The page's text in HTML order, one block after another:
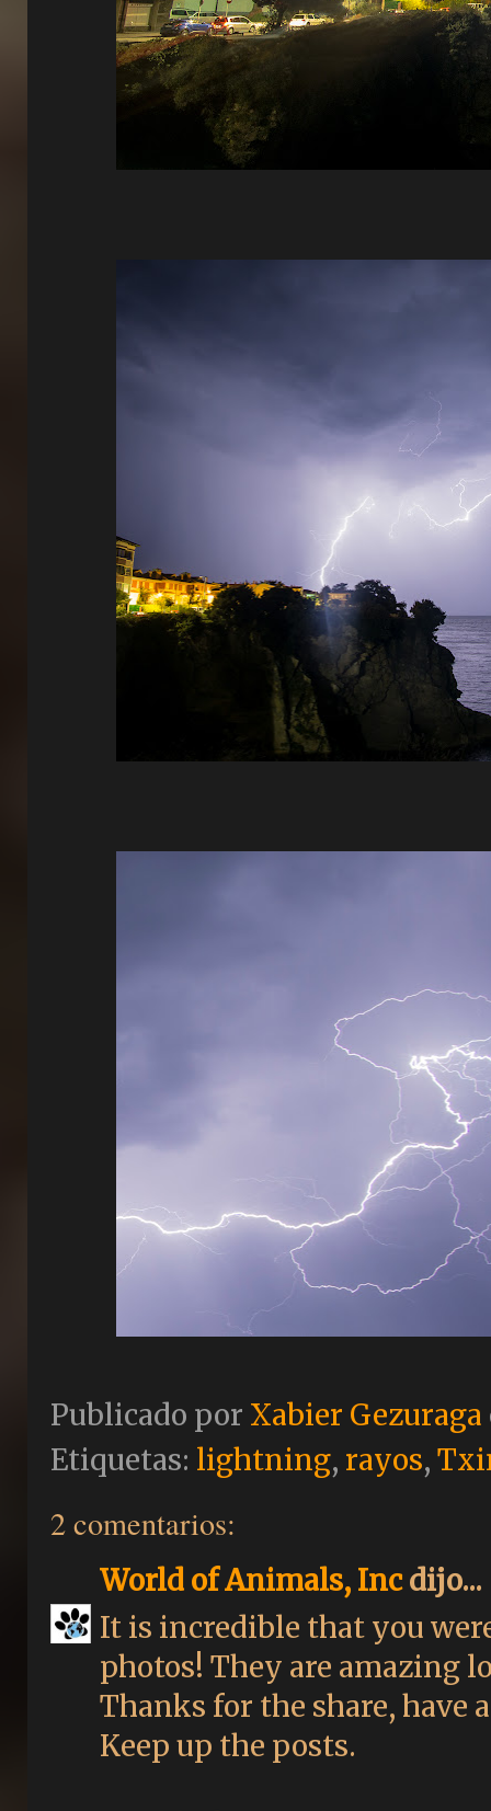
Publicado por Xabier Gezuraga
Etiquetas: lightning, rayos,
2 comentarios:
World of Animals, Incdijo...
It is incredible that you
photos! They are amazing
Thanks for the share, have
Keep up the posts.